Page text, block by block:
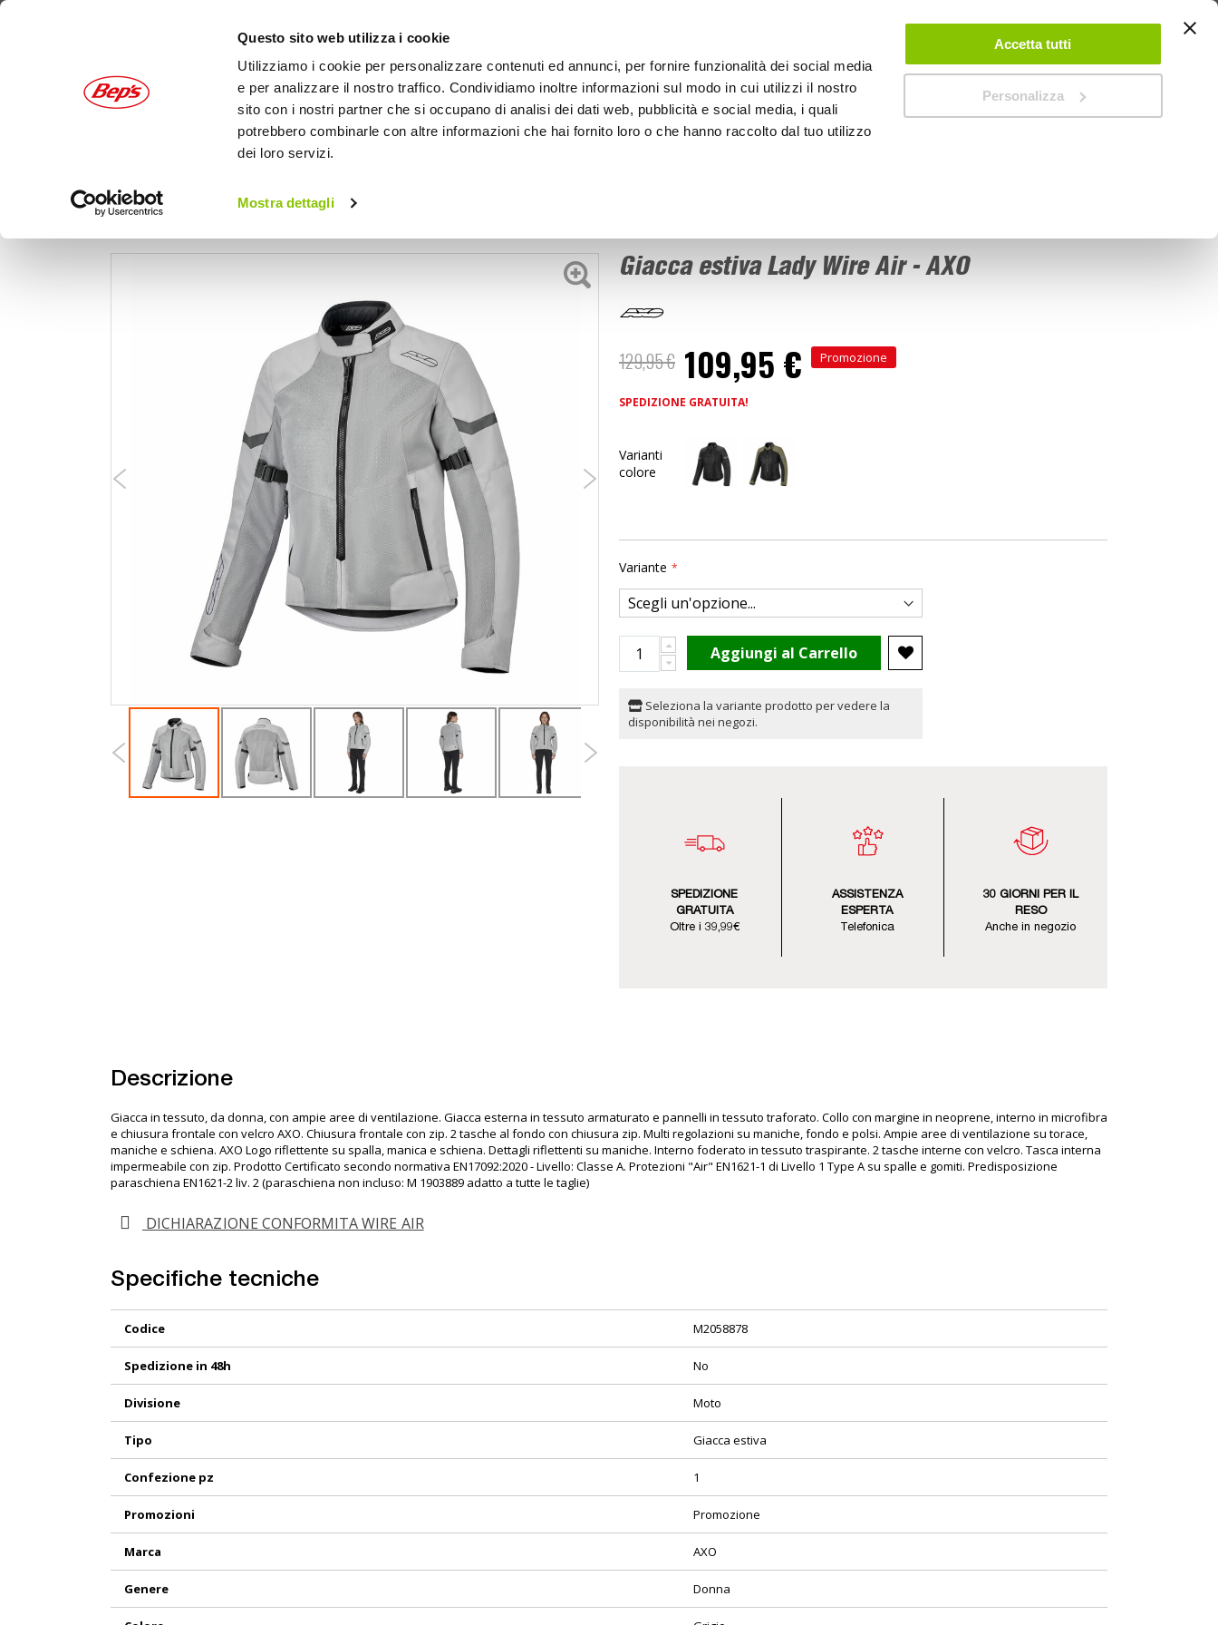
Questo sito web utilizza i cookie
Utilizziamo i cookie per personalizzare contenuti ed annunci, per fornire funzionalità dei social media
e per analizzare il nostro traffico. Condividiamo inoltre informazioni sul modo in cui utilizzi il nostro
sito con i nostri partner che si occupano di analisi dei dati web, pubblicità e social media, i quali
potrebbero combinarle con altre informazioni che hai fornito loro o che hanno raccolto dal tuo utilizzo
dei loro servizi.
Mostra dettagli
Accetta tutti
Personalizza
CONTATTACI NEGOZI IL MIO NEGOZIO
Giacca estiva Lady Wire Air - AXO
129,95 € 109,95 € Promozione
SPEDIZIONE GRATUITA!
Varianti
colore
Variante
Aggiungi al Carrello
Seleziona la variante prodotto per vedere la
disponibilità nei negozi.
SPEDIZIONE
GRATUITA
Oltre i 39,99€
ASSISTENZA
ESPERTA
Telefonica
30 GIORNI PER IL
RESO
Anche in negozio
Descrizione
Giacca in tessuto, da donna, con ampie aree di ventilazione. Giacca esterna in tessuto armaturato e pannelli in tessuto traforato. Collo con margine in neoprene, interno in microfibra
e chiusura frontale con velcro AXO. Chiusura frontale con zip. 2 tasche al fondo con chiusura zip. Multi regolazioni su maniche, fondo e polsi. Ampie aree di ventilazione su torace,
maniche e schiena. AXO Logo riflettente su spalla, manica e schiena. Dettagli riflettenti su maniche. Interno foderato in tessuto traspirante. 2 tasche interne con velcro. Tasca interna
impermeabile con zip. Prodotto Certificato secondo normativa EN17092:2020 - Livello: Classe A. Protezioni "Air" EN1621-1 di Livello 1 Type A su spalle e gomiti. Predisposizione
paraschiena EN1621-2 liv. 2 (paraschiena non incluso: M 1903889 adatto a tutte le taglie)
DICHIARAZIONE CONFORMITA WIRE AIR
Specifiche tecniche
Informazioni
Codice M2058878
Spedizione in 48h No
Divisione Moto
Tipo Giacca estiva
Confezione pz 1
Promozioni Promozione
Marca AXO
Genere Donna